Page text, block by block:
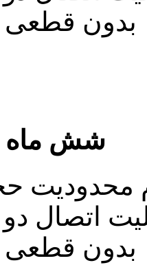
بدون
شش ماه
محدودیت
اتصال
بدون